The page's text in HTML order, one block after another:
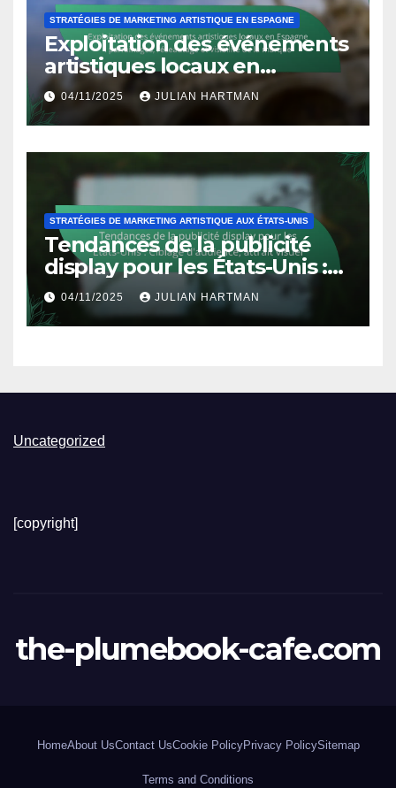
STRATÉGIES DE MARKETING ARTISTIQUE EN ESPAGNE
Exploitation des événements
artistiques locaux en
Espagne : parrainages,
réseautage et visibilité de la
marque
04/11/2025 JULIAN HARTMAN
STRATÉGIES DE MARKETING ARTISTIQUE AUX ÉTATS-UNIS
Tendances de la publicité
display pour les États-Unis :
Ciblage d’audience, attrait
visuel
04/11/2025 JULIAN HARTMAN
Uncategorized
[copyright]
the-plumebook-cafe.com
HomeAbout UsContact UsCookie PolicyPrivacy PolicySitemap
Terms and Conditions